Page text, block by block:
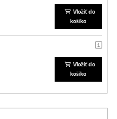
Vložiť do
košíka
Vložiť do
košíka